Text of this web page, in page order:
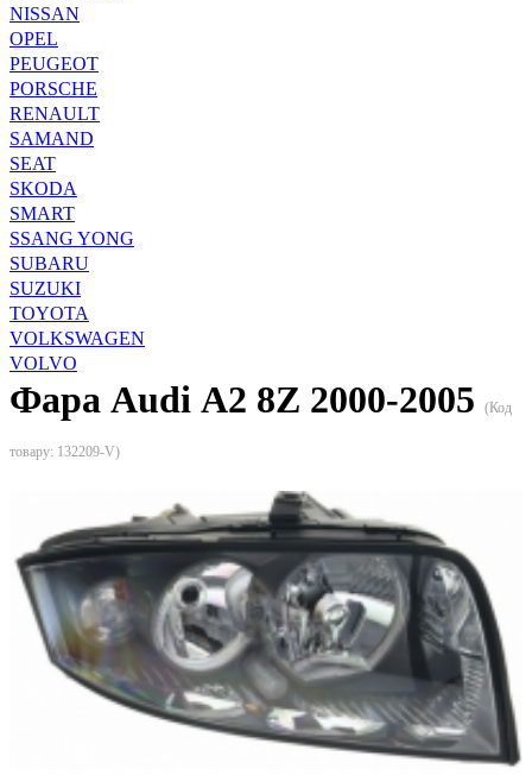
NISSAN
OPEL
PEUGEOT
PORSCHE
RENAULT
SAMAND
SEAT
SKODA
SMART
SSANG YONG
SUBARU
SUZUKI
TOYOTA
VOLKSWAGEN
VOLVO
Фара Audi А2 8Z 2000-2005 (Код
товару: 132209-V)